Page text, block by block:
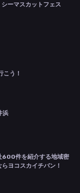
ーマスカットフェス
こう！
浜
600件を紹介する地域密
ヨコスカイチバン！